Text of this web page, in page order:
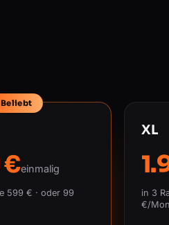
Beliebt
€einmalig
599 € · oder 99
XL
in 3
€/